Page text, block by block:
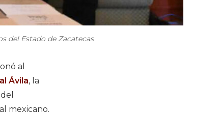
del Estado de Zacatecas
al
Ávila, la
mexicano.